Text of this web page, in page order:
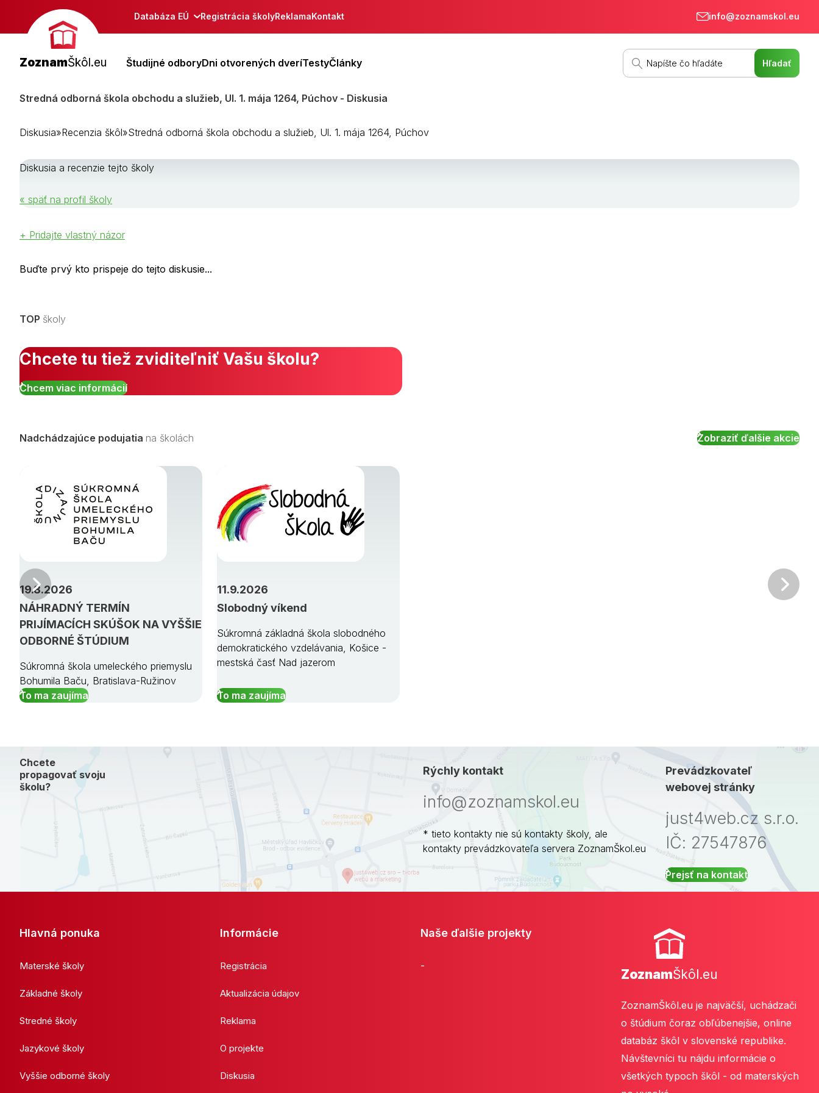
Databáza EÚ Registrácia školyReklamaKontakt info@zoznamskol.eu
ZoznamŠkôl.eu Študijné odboryDni otvorených dveríTestyČlánky
Stredná odborná škola obchodu a služieb, Ul. 1. mája 1264, Púchov - Diskusia
Diskusia»Recenzia škôl»Stredná odborná škola obchodu a služieb, Ul. 1. mája 1264, Púchov
Diskusia a recenzie tejto školy
« späť na profil školy
+ Pridajte vlastný názor
Buďte prvý kto prispeje do tejto diskusie...
TOP školy
Chcete tu tiež zviditeľniť Vašu školu?
Chcem viac informácií
Nadchádzajúce podujatia na školách Zobraziť ďalšie akcie
NÁHRADNÝ TERMÍN
PRIJÍMACÍCH SKÚŠOK NA VYŠŠIE
ODBORNÉ ŠTÚDIUM
19.8.2026
Súkromná škola umeleckého priemyslu
Bohumila Baču, Bratislava-Ružinov
To ma zaujíma
Slobodný víkend
11.9.2026
Súkromná základná škola slobodného
demokratického vzdelávania, Košice -
mestská časť Nad jazerom
To ma zaujíma
Predchádzajúci
Chcete
propagovať svoju
školu?
Rýchly kontakt
info@zoznamskol.eu
* tieto kontakty nie sú kontakty školy, ale
kontakty prevádzkovateľa servera ZoznamŠkol.eu
Prevádzkovateľ
webovej stránky
just4web.cz s.r.o.
IČ: 27547876
Prejsť na kontakt
Hlavná ponuka
Materské školy
Základné školy
Stredné školy
Jazykové školy
Vyššie odborné školy
Informácie
Registrácia
Aktualizácia údajov
Reklama
O projekte
Diskusia
Naše ďalšie projekty
-
ZoznamŠkôl.eu
ZoznamŠkôl.eu je najväčší, uchádzači
o štúdium čoraz obľúbenejšie, online
databáz škôl v slovenské republike.
Návštevníci tu nájdu informácie o
všetkých typoch škôl - od materských